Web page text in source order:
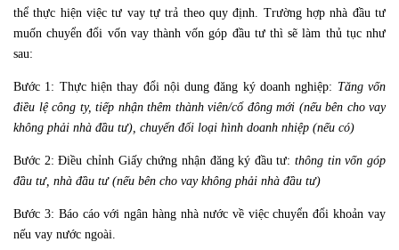
thể thực hiện việc tư vay tự trả theo quy định. Trường hợp nhà đầu tư
muốn chuyển đổi vốn vay thành vốn góp đầu tư thì sẽ làm thủ tục như
sau:
Bước 1: Thực hiện thay đổi nội dung đăng ký doanh nghiệp: Tăng vốn
điều lệ công ty, tiếp nhận thêm thành viên/cổ đông mới (nếu bên cho vay
không phải nhà đầu tư), chuyển đổi loại hình doanh nhiệp (nếu có)
Bước 2: Điều chỉnh Giấy chứng nhận đăng ký đầu tư:thông tin vốn góp
đầu tư, nhà đầu tư (nếu bên cho vay không phải nhà đầu tư)
Bước 3: Báo cáo với ngân hàng nhà nước về việc chuyển đổi khoản vay
nếu vay nước ngoài.